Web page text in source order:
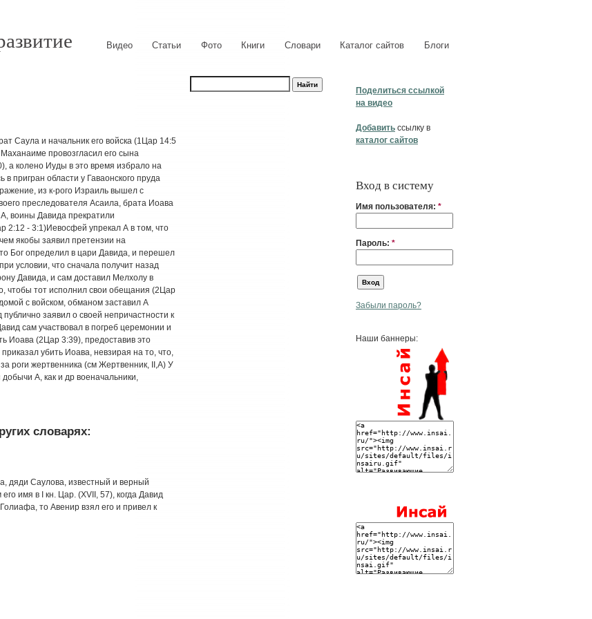
Видео Статьи Фото Книги Словари Каталог сайтов Блоги
Поделиться ссылкой
на видео
Добавить ссылку в
каталог сайтов
Вход в систему
Имя пользователя: *
Пароль: *
Забыли пароль?
Наши баннеры:
Саула и начальник его войска (1Цар 14:5
провозгласил его сына
а колено Иуды в это время избрало на
пригран области у Гаваонского пруда
из к-рого Израиль вышел с
преследователя Асаила, брата Иоава
воины Давида прекратили
2:12 - 3:1)Иевосфей упрекал А в том, что
якобы заявил претензии на
Бог определил в цари Давида, и перешел
условии, что сначала получит назад
Давида, и сам доставил Мелхолу в
чтобы тот исполнил свои обещания (2Цар
с войском, обманом заставил А
заявил о своей непричастности к
сам участвовал в погреб церемонии и
Иоава (2Цар 3:39), предоставив это
убить Иоава, невзирая на то, что,
роги жертвенника (см Жертвенник, II,А) У
А, как и др военачальники,
словарях:
дяди Саулова, известный и верный
имя в I кн. Цар. (XVII, 57), когда Давид
то Авенир взял его и привел к